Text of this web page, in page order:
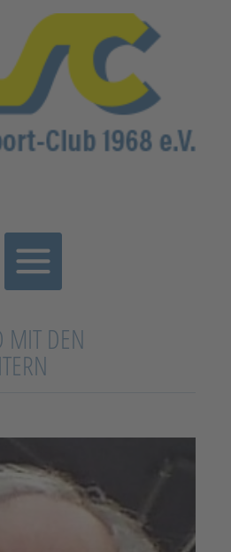
MIT DEN